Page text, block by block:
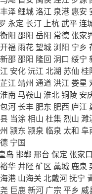
丰泽鲤城洛江 泉港 惠安
永定 长汀 上杭武平连
衡阳 邵阳 岳阳 常德 张家
开福 雨花望城 浏阳 宁乡
新邵邵阳 隆回 洞口 绥宁
安化沅江 北湖 苏仙 桂
芷江 靖州 通道 洪江 娄星
淮南 马鞍山 淮北铜陵 安
包河 长丰 肥东 肥西 庐江
当涂相山 杜集 烈山 濉
颍东 颍泉 临泉 太和 阜
宁国
岛 邯郸 邢台 保定 张家口
裕华 井陉矿区 藁城 鹿泉
海港 山海关 北戴河抚宁
巨鹿新河 广宗 平乡 威